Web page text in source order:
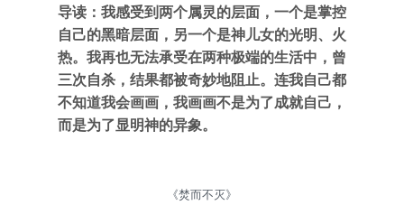
导读：我感受到两个属灵的层面，一个是掌控
自己的黑暗层面，另一个是神儿女的光明、火
热。我再也无法承受在两种极端的生活中，曾
三次自杀，结果都被奇妙地阻止。连我自己都
不知道我会画画，我画画不是为了成就自己，
而是为了显明神的异象。
《焚而不灭》